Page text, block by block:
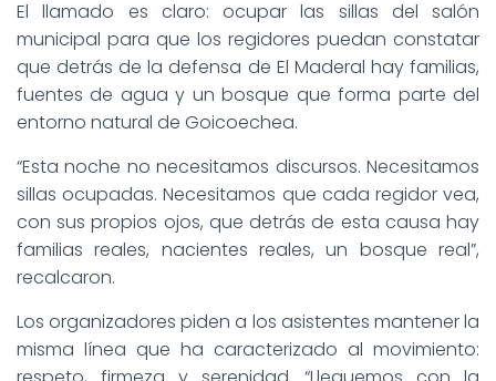
El llamado es claro: ocupar las sillas del salón
municipal para que los regidores puedan constatar
que detrás de la defensa de El Maderal hay familias,
fuentes de agua y un bosque que forma parte del
entorno natural de Goicoechea.
“Esta noche no necesitamos discursos. Necesitamos
sillas ocupadas. Necesitamos que cada regidor vea,
con sus propios ojos, que detrás de esta causa hay
familias reales, nacientes reales, un bosque real”,
recalcaron.
Los organizadores piden a los asistentes mantener la
misma línea que ha caracterizado al movimiento: